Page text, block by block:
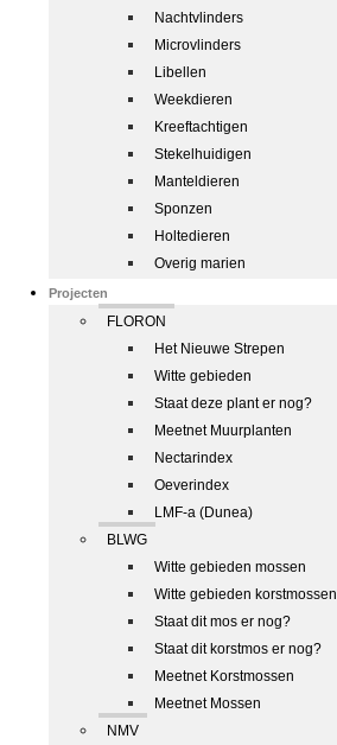
Nachtvlinders
Microvlinders
Libellen
Weekdieren
Kreeftachtigen
Stekelhuidigen
Manteldieren
Sponzen
Holtedieren
Overig marien
Projecten
FLORON
Het Nieuwe Strepen
Witte gebieden
Staat deze plant er nog?
Meetnet Muurplanten
Nectarindex
Oeverindex
LMF-a (Dunea)
BLWG
Witte gebieden mossen
Witte gebieden korstmossen
Staat dit mos er nog?
Staat dit korstmos er nog?
Meetnet Korstmossen
Meetnet Mossen
NMV